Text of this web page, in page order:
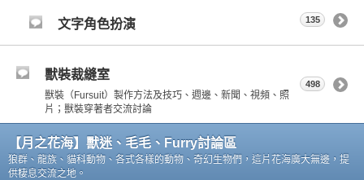
文字角色扮演 135
獸裝裁縫室
獸裝（Fursuit）製作方法及技巧、週邊、新聞、視頻、照
片；獸裝穿著者交流討論
498
【月之花海】獸迷、毛毛、Furry討論區
狼群、龍族、貓科動物、各式各樣的動物、奇幻生物們，這片花海廣大無邊，提
供棲息交流之地。